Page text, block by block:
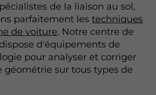
de la liaison au sol,
parfaitement lestechniques
de voiture. Notre centre de
d'équipements de
pour analyser et corriger
géométrie sur tous types de